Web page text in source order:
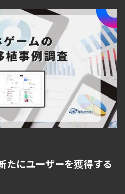
たにユーザーを獲得する